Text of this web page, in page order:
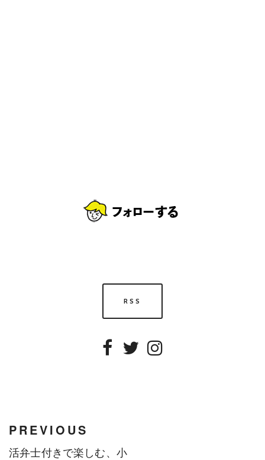
RSS
Facebook
TwitterInstagram
PREVIOUS
活弁士付きで楽しむ、小